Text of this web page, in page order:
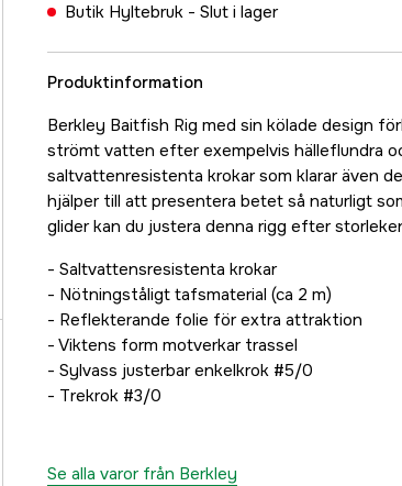
Butik Hyltebruk - Slut i lager
Produktinformation
Berkley Baitfish Rig med sin kölade design
strömt vatten efter exempelvis hälleflundra
saltvattenresistenta krokar som klarar även
hjälper till att presentera betet så naturligt
glider kan du justera denna rigg efter
- Saltvattensresistenta krokar
- Nötningståligt tafsmaterial (ca 2 m)
- Reflekterande folie för extra attraktion
- Viktens form motverkar trassel
- Sylvass justerbar enkelkrok #5/0
- Trekrok #3/0
Se alla varor från Berkley